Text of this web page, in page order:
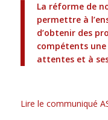
La réforme de
permettre à
d’obtenir des
compétents
attentes et à
Lire le communiqué